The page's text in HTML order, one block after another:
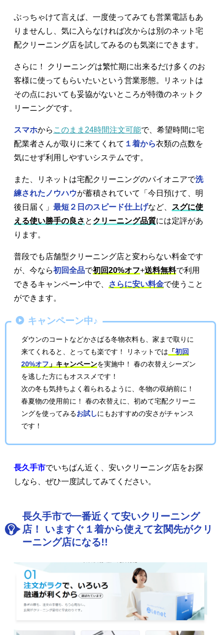
ぶっちゃけて言えば、一度使ってみても営業電話もあ
りませんし、気に入らなければ次からは別のネット宅
配クリーニング店を試してみるのも気楽にできます。
さらに！ クリーニングは繁忙期に出来るだけ多くのお
客様に使ってもらいたいという営業形態。リネットは
その点においても妥協がないところが特徴のネットク
リーニングです。
スマホから このまま24時間注文可能で、希望時間に宅
配業者さんが取りに来てくれて １着から衣類の点数を
気にせず利用しやすいシステムです。
また、リネットは宅配クリーニングのパイオニアで洗
練されたノウハウが蓄積されていて「今日預けて、明
後日届く」 最短２日のスピード仕上げなど、
スグに使
える使い勝手の良さ と クリーニング品質には定評があ
ります。
普段でも店舗型クリーニング店と変わらない料金です
が、今なら初回全品で初回20%オフ+送料無料で利用
できるキャンペーン中で、
さらに安い料金で使うこと
ができます。
キャンペーン中♪
ダウンのコートなどかさばる冬物衣料も、家まで取りに
来てくれると、とっても楽です！ リネットでは 「初回
20%オフ 」キャンペーンを実施中！ 春の衣替えシーズン
を逃した方にもオススメです！
次の冬も気持ちよく着られるように、冬物の収納前に！
春夏物の使用前に！ 春の衣替えに、初めて宅配クリーニ
ングを使ってみるお試しにもおすすめの安さがチャンス
です！
長久手市でいちばん近く、安いクリーニング店をお探
しなら、ぜひ一度試してみてください。
長久手市で一番近くて安いクリーニング
店！ いますぐ１着から使えて玄関先がクリ
ーニング店になる!!